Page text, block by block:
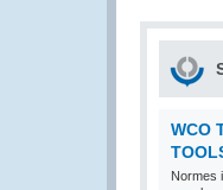
WCO
Normes